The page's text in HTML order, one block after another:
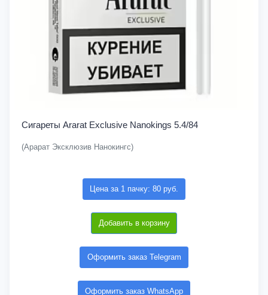
Сигареты Ararat Exclusive Nanokings 5.4/84
(Арарат Эксклюзив Нанокингс)
Цена за 1 пачку: 80 руб.
Добавить в корзину
Оформить заказ Telegram
Оформить заказ WhatsApp